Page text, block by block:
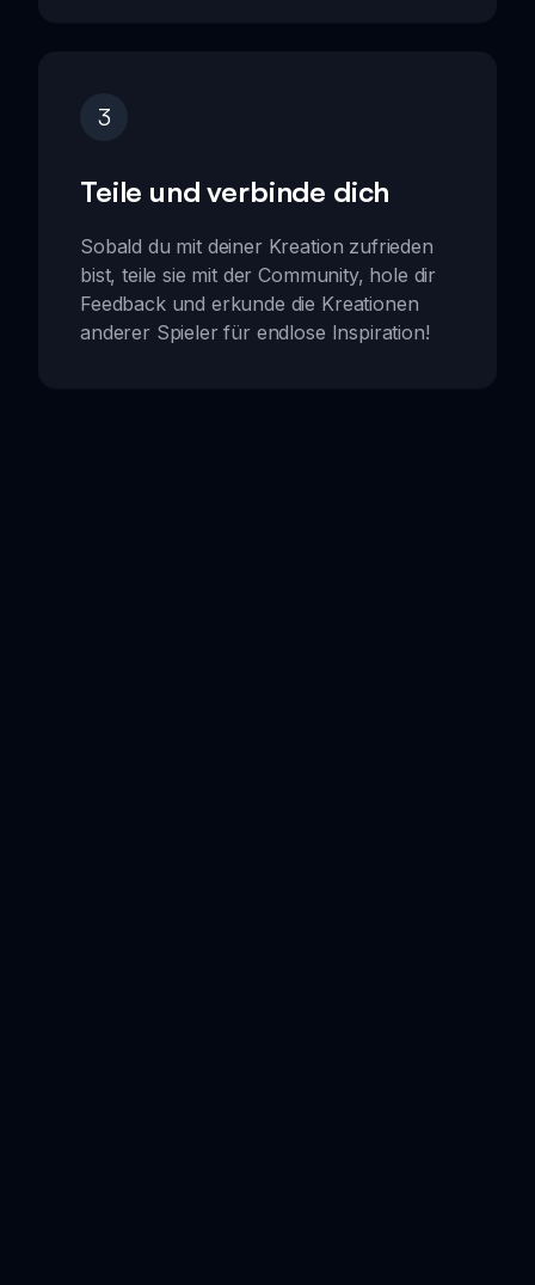
3
Teile und verbinde dich
Sobald du mit deiner Kreation zufrieden
bist, teile sie mit der Community, hole dir
Feedback und erkunde die Kreationen
anderer Spieler für endlose Inspiration!